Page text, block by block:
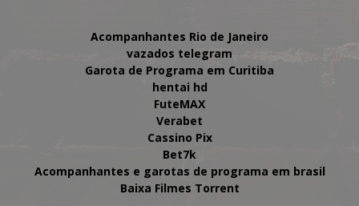
Acompanhantes Rio de Janeiro
vazados telegram
Garota de Programa em Curitiba
hentai hd
FuteMAX
Verabet
Cassino Pix
Bet7k
Acompanhantes e garotas de programa em brasil
Baixa Filmes Torrent